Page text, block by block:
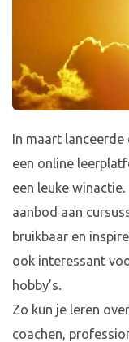
In maart
een online
een leuke
aanbod aan
bruikbaar en
ook interessant
hobby’s.
Zo kun je leren
coachen,